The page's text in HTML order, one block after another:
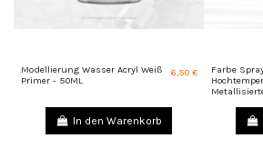
Modellierung Wasser Acryl Weiß
Primer - 50ML
6,50 €
In den Warenkorb
Farbe